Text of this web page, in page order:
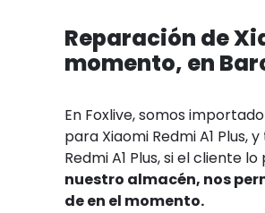
Reparación de
momento, en
En Foxlive, somos
para Xiaomi Redmi A1 Plus,
Redmi A1 Plus, si el cliente
nuestro almacén, nos
de en el momento.